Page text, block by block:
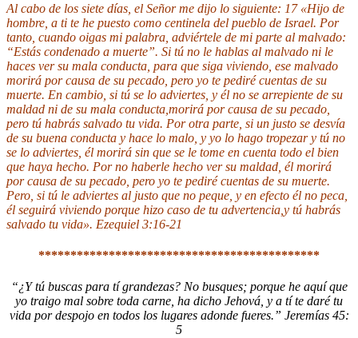
Al cabo de los siete días, el Señor me dijo lo siguiente: 17 «Hijo de
hombre, a ti te he puesto como centinela del pueblo de Israel. Por
tanto, cuando oigas mi palabra, adviértele de mi parte al malvado:
“Estás condenado a muerte”. Si tú no le hablas al malvado ni le
haces ver su mala conducta, para que siga viviendo, ese malvado
morirá por causa de su pecado, pero yo te pediré cuentas de su
muerte. En cambio, si tú se lo adviertes, y él no se arrepiente de su
maldad ni de su mala conducta,morirá por causa de su pecado,
pero tú habrás salvado tu vida. Por otra parte, si un justo se desvía
de su buena conducta y hace lo malo, y yo lo hago tropezar y tú no
se lo adviertes, él morirá sin que se le tome en cuenta todo el bien
que haya hecho. Por no haberle hecho ver su maldad, él morirá
por causa de su pecado, pero yo te pediré cuentas de su muerte.
Pero, si tú le adviertes al justo que no peque, y en efecto él no peca,
él seguirá viviendo porque hizo caso de tu advertencia,y tú habrás
salvado tu vida». Ezequiel 3:16-21
********************************************
“¿Y tú buscas para tí grandezas? No busques; porque he aquí que
yo traigo mal sobre toda carne, ha dicho Jehová, y a tí te daré tu
vida por despojo en todos los lugares adonde fueres.” Jeremías 45:
5